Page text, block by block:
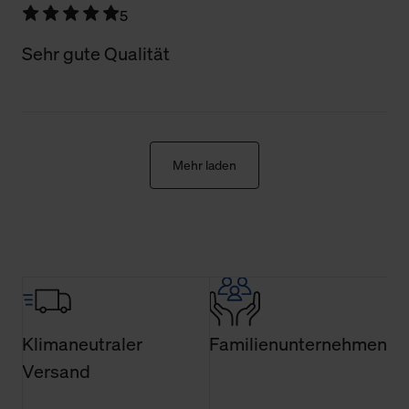
allgemeine Informationen über Cookies einsehen. Über
den Menüpunkt „Datenschutzeinstellungen“ können Sie
jederzeit Ihre Einwilligungserklärung anpassen. Ihre
bisherigen Einstellungen und die damit verbundene
finden Sie in unserer Datenschutzerklärung.
5
Sehr gute Qualität
Mehr laden
Klimaneutraler
Versand
Familienunternehmen